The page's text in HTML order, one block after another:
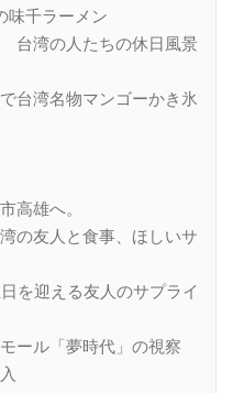
味千ラーメン
台湾の人たちの休日風景
台湾名物マンゴーかき氷
高雄へ。
の友人と食事、ほしいサ
迎える友人のサプライ
ール「夢時代」の視察